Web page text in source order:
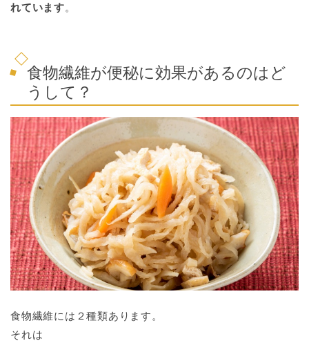
れています。
食物繊維が便秘に効果があるのはど
うして？
食物繊維には２種類あります。
それは